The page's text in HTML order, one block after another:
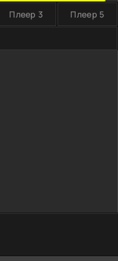
Плеер 3 Плеер 5